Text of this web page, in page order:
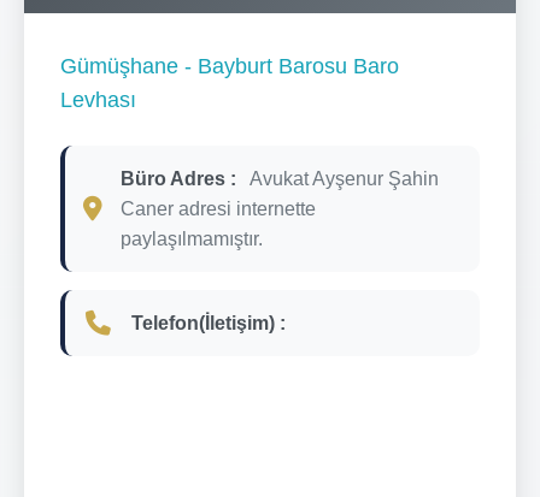
Gümüşhane - Bayburt Barosu Baro
Levhası
Büro Adres :
Avukat Ayşenur Şahin
Caner adresi internette
paylaşılmamıştır.
Telefon(İletişim) :